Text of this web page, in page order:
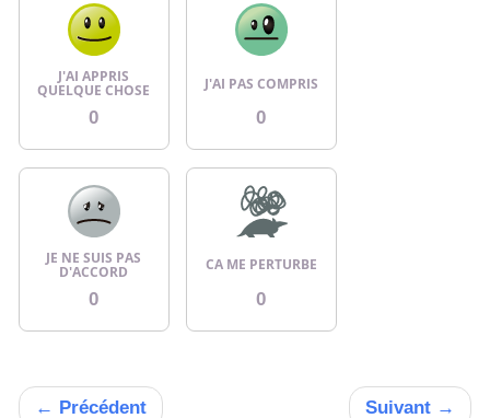
J'AI APPRIS
QUELQUE CHOSE
0
J'AI PAS COMPRIS
0
JE NE SUIS PAS
D'ACCORD
0
CA ME PERTURBE
0
← Précédent Suivant →